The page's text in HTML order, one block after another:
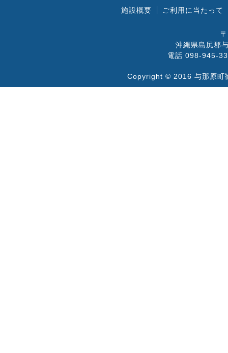
施設概要 ご利用に当たって
沖縄県島尻郡
電話 098-945-
Copyright © 2016 与那原町